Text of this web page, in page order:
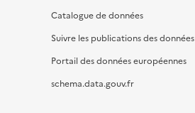
Catalogue de données
Suivre les publications des données
Portail des données européennes
schema.data.gouv.fr